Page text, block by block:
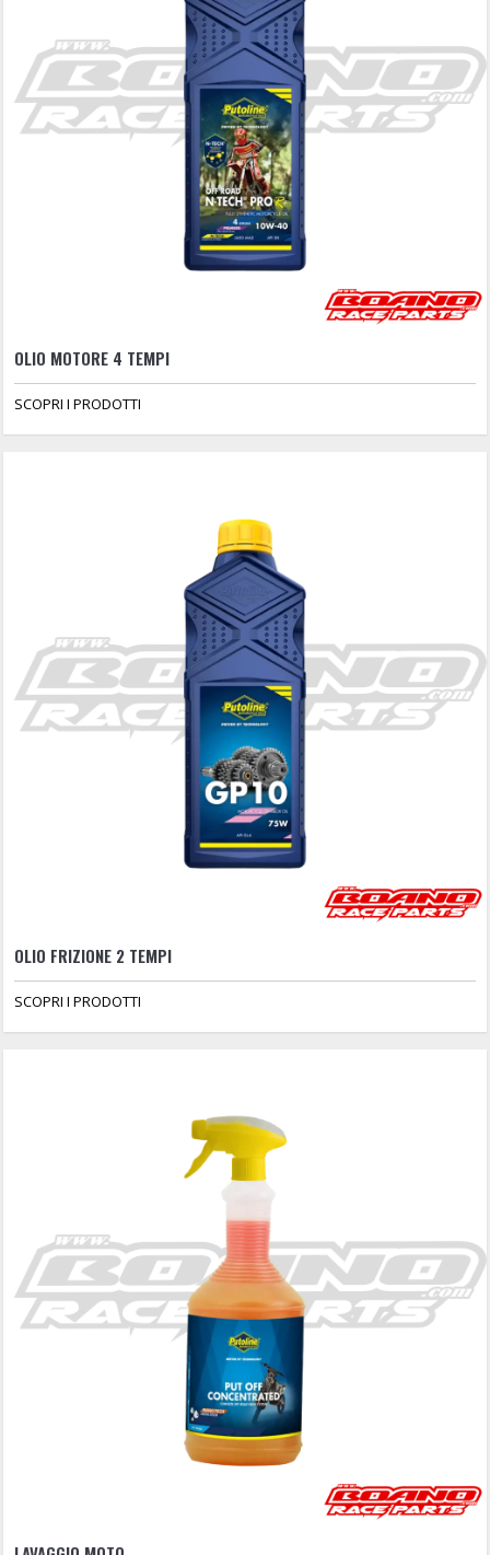
OLIO MOTORE 4 TEMPI
SCOPRI I PRODOTTI
OLIO FRIZIONE 2 TEMPI
SCOPRI I PRODOTTI